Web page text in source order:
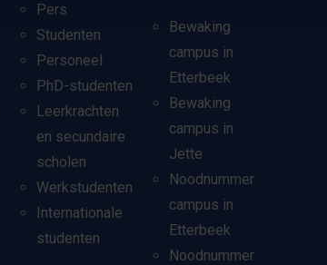
Pers
Studenten
Personeel
PhD-studenten
Leerkrachten
en secundaire
scholen
Werkstudenten
Internationale
studenten
Bewaking
campus in
Etterbeek
Bewaking
campus in
Jette
Noodnummer
campus in
Etterbeek
Noodnummer